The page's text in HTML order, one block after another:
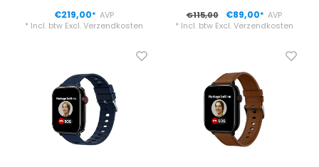
€219,00* AVP
* Incl. btw Excl.Verzendkosten
€115,00
€89,00* AVP
* Incl. btw Excl.Verzendkosten